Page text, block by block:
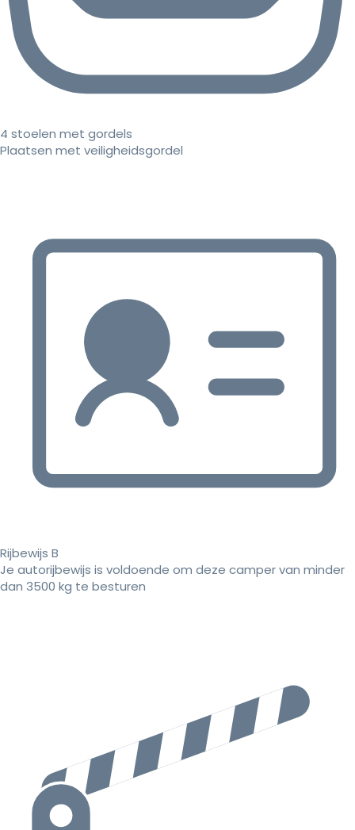
4 stoelen met gordels
Plaatsen met veiligheidsgordel
Rijbewijs B
Je autorijbewijs is voldoende om deze camper van minder
dan 3500 kg te besturen